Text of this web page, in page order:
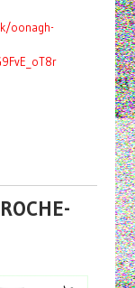
oonagh-